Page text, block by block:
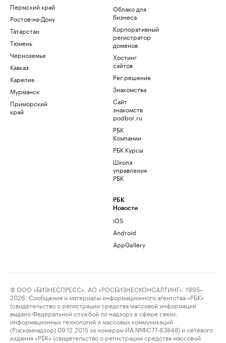
Пермский край
Ростов-на-Дону
Татарстан
Тюмень
Черноземье
Кавказ
Карелия
Мурманск
Приморский
край
Облако для
бизнеса
Корпоративный
регистратор
доменов
Хостинг
сайтов
Рег.решения
Знакомства
Сайт
знакомств
podbor.ru
РБК
Компании
РБК Курсы
Школа
управления
РБК
РБК
Новости
iOS
Android
AppGallery
© ООО «БИЗНЕСПРЕСС», АО «РОСБИЗНЕСКОНСАЛТИНГ», 1995–
2026. Сообщения и материалы информационного агентства «РБК»
(свидетельство о регистрации средства массовой информации
выдано Федеральной службой по надзору в сфере связи,
информационных технологий и массовых коммуникаций
(Роскомнадзор) 09.12.2015 за номером ИА №ФС77-63848) и сетевого
издания «РБК» (свидетельство о регистрации средства массовой